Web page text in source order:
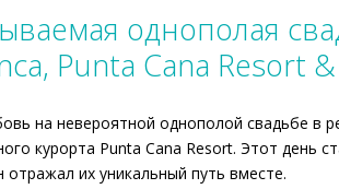
однополая
Punta Cana Resort
на невероятной однополой свадьбе в
курорта Punta Cana Resort. Этот день
их уникальный путь вместе.